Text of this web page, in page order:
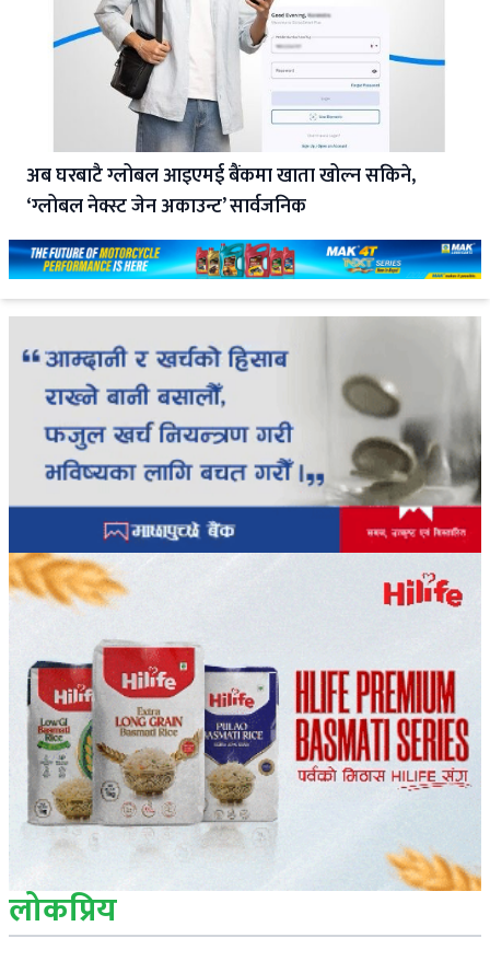
अब घरबाटै ग्लोबल आइएमई बैंकमा खाता खोल्न सकिने,
‘ग्लोबल नेक्स्ट जेन अकाउन्ट’ सार्वजनिक
लोकप्रिय